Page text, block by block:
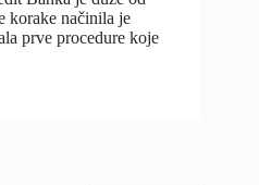
korake načinila je
prve procedure koje